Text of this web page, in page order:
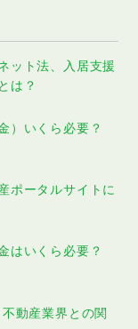
ット法、入居支援
は？
）いくら必要？
ポータルサイトに
はいくら必要？
動産業界との関